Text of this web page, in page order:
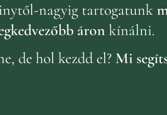
nagyig tartogatunk
áron kínálni.
de hol kezdd el? Mi